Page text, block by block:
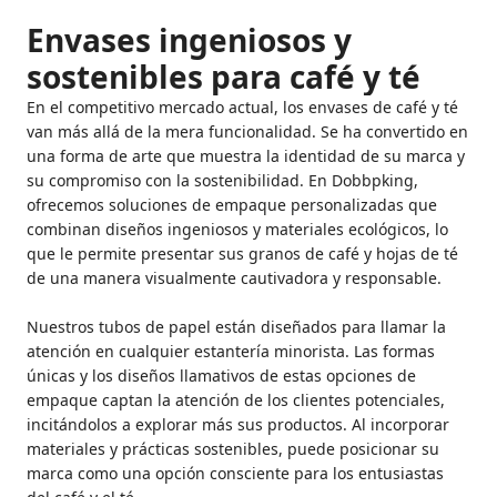
Envases ingeniosos y
sostenibles para café y té
En el competitivo mercado actual, los envases de café y té
van más allá de la mera funcionalidad. Se ha convertido en
una forma de arte que muestra la identidad de su marca y
su compromiso con la sostenibilidad. En Dobbpking,
ofrecemos soluciones de empaque personalizadas que
combinan diseños ingeniosos y materiales ecológicos, lo
que le permite presentar sus granos de café y hojas de té
de una manera visualmente cautivadora y responsable.
Nuestros tubos de papel están diseñados para llamar la
atención en cualquier estantería minorista. Las formas
únicas y los diseños llamativos de estas opciones de
empaque captan la atención de los clientes potenciales,
incitándolos a explorar más sus productos. Al incorporar
materiales y prácticas sostenibles, puede posicionar su
marca como una opción consciente para los entusiastas